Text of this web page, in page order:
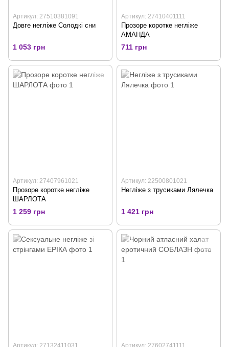
Артикул: 27510381091
Довге негліже Солодкі сни
1 053 грн
Артикул: 27410401111
Прозоре коротке негліже
АМАНДА
711 грн
Артикул: 27407961021
Прозоре коротке негліже
ШАРЛОТА
1 259 грн
Артикул: 22500801021
Негліже з трусиками Лялечка
1 421 грн
Артикул: 27132411031 Артикул: 27602741111